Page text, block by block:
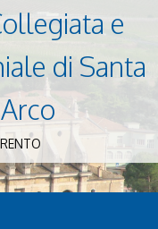
e
di Santa